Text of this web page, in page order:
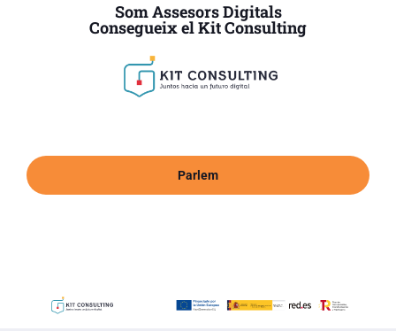
Som Assesors Digitals
Consegueix el Kit Consulting
Parlem